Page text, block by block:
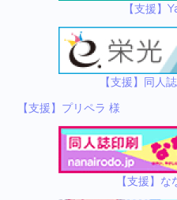
【支援】
【支援】同
【支援】プリペラ 様
【支援】